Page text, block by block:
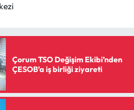
Çorum TSO Değişim Ekibi’nden
ÇESOB’a iş birliği ziyareti